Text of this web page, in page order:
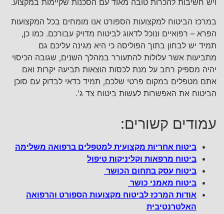
ויש חשיבות להכרות טובה מאוד עם הסכנות שקיימות במקצוע.
במרכז הביטוח למקצועות הספורט אנו מומחים בכל המקצועות
הפרא – רפואיים ונוכל לדאוג לביטוח מדויק עבורכם. כמו כן,
תמיד יש לבחון בתוך הפוליסה כי היא מגינה עליכם גם
מתביעות אשר עלולות להתעורר במהלך השנים, שגובה הכיסוי
יהיה מספיק רחב על מנת לכסות הוצאות תביעה יקרות ואם
אתם מטפלים במקום פרטי שלכם, תמיד כדאי לבדוק עם סוכן
הביטוח את האפשרות לעשות ביטוח צד ג'.
עמודים קשורים:
ביטוח אחריות מקצועית למטפלים ברפואה משלימה
ביטוח מרפאות וקליניקות טיפול
ביטוח עסק בתחום הכושר
ביטוח מאמני כושר
אודות המרכז לביטוח מקצועות הספורט והרפואה
האלטרנטיבית